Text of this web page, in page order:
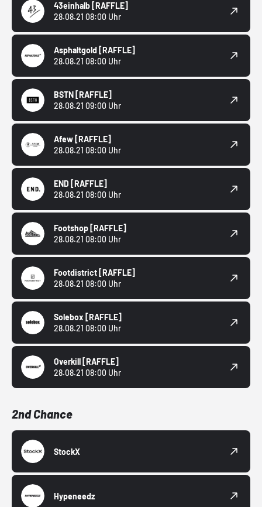
43einhalb [RAFFLE]
28.08.21 08:00 Uhr
Asphaltgold [RAFFLE]
28.08.21 08:00 Uhr
BSTN [RAFFLE]
28.08.21 09:00 Uhr
Afew [RAFFLE]
28.08.21 08:00 Uhr
END [RAFFLE]
28.08.21 08:00 Uhr
Footshop [RAFFLE]
28.08.21 08:00 Uhr
Footdistrict [RAFFLE]
28.08.21 08:00 Uhr
Solebox [RAFFLE]
28.08.21 08:00 Uhr
Overkill [RAFFLE]
28.08.21 08:00 Uhr
2nd Chance
StockX
Hypeneedz